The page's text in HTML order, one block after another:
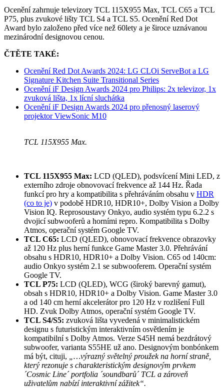
Ocenění zahrnuje televizory TCL 115X955 Max, TCL C65 a TCL
P75, plus zvukové lišty TCL S4 a TCL S5. Ocenění Red Dot
Award bylo založeno před více než 60lety a je široce uznávanou
mezinárodní designovou cenou.
ČTĚTE TAKÉ:
Ocenění Red Dot Awards 2024: LG CLOi ServeBot a LG
Signature Kitchen Suite Transitional Series
Ocenění iF Design Awards 2024 pro Philips: 2x televizor, 1x
zvuková lišta, 1x lícní sluchátka
Ocenění iF Design Awards 2024 pro přenosný laserový
projektor ViewSonic M10
TCL 115X955 Max.
TCL 115X955 Max: LCD (QLED), podsvícení Mini LED, z
externího zdroje obnovovací frekvence až 144 Hz. Řada
funkcí pro hry a kompatibilita s přehráváním obsahu v HDR
(co to je) v podobě HDR10, HDR10+, Dolby Vision a Dolby
Vision IQ. Reprosoustavy Onkyo, audio systém typu 6.2.2 s
dvojicí subwooferů a horními repro. Kompatibilita s Dolby
Atmos, operační systém Google TV.
TCL C65: LCD (QLED), obnovovací frekvence obrazovky
až 120 Hz plus herní funkce Game Master 3.0. Přehrávání
obsahu s HDR10, HDR10+ a Dolby Vision. C65 od 140cm:
audio Onkyo systém 2.1 se subwooferem. Operační systém
Google TV.
TCL P75: LCD (QLED), WCG (široký barevný gamut),
obsah s HDR10, HDR10+ a Dolby Vision. Game Master 3.0
a od 140 cm herní akcelerátor pro 120 Hz v rozlišení Full
HD. Zvuk Dolby Atmos, operační systém Google TV.
TCL S4/S5: zvuková lišta vyvedená v minimalistickém
designu s futuristickým interaktivním osvětlením je
kompatibilní s Dolby Atmos. Verze S45H nemá bezdrátový
subwoofer, varianta S55HE už ano. Designovým bonbónkem
má být, cituji,
„…výrazný světelný proužek na horní straně,
který rezonuje s charakteristickým designovým prvkem
´Cosmic Line´ portfolia ´soundbarů´ TCL a zároveň
uživatelům nabízí interaktivní zážitek“.